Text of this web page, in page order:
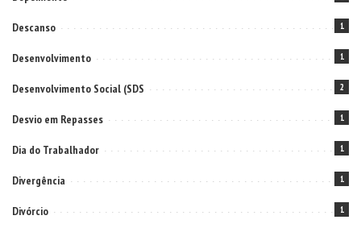
Descanso 1
Desenvolvimento 1
Desenvolvimento Social (SDS 2
Desvio em Repasses 1
Dia do Trabalhador 1
Divergência 1
Divórcio 1